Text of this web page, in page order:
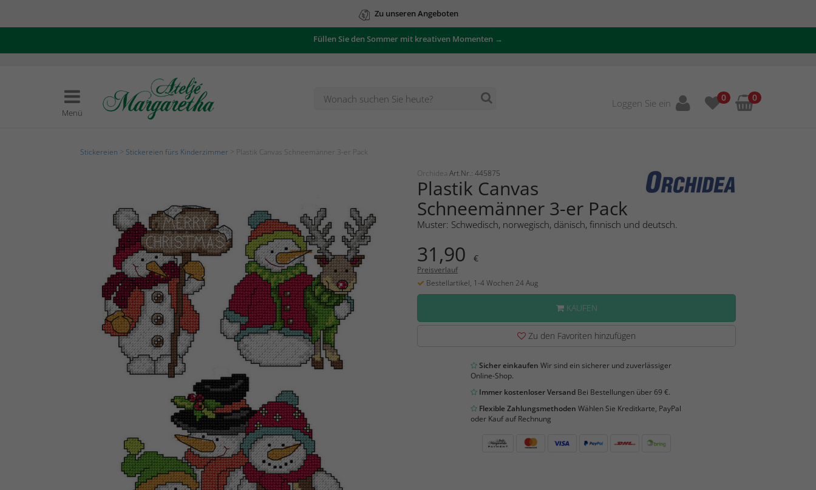
Zu unseren Angeboten
Füllen Sie den Sommer mit kreativen Momenten →
Menü
Loggen Sie ein 0 0
Stickereien Stickereien fürs Kinderzimmer > Plastik Canvas Schneemänner 3-er Pack
Orchidea Art.Nr.: 445875
Plastik Canvas
Schneemänner 3-er Pack
Muster: Schwedisch, norwegisch, dänisch, finnisch und deutsch.
31,90 €
Preisverlauf
Bestellartikel, 1-4 Wochen 24 Aug
KAUFEN
Zu den Favoriten hinzufügen
Sicher einkaufen Wir sind ein sicherer und zuverlässiger
Online-Shop.
Immer kostenloser VersandBei Bestellungen über 69 €.
Flexible Zahlungsmethoden Wählen Sie Kreditkarte, PayPal
oder Kauf auf Rechnung